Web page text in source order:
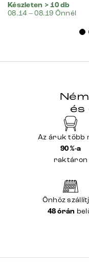
Készleten > 10 db
08.14 – 08.19 Önnél
és
Az áruk több
90 %-a
raktáron
Önhöz
48 órán